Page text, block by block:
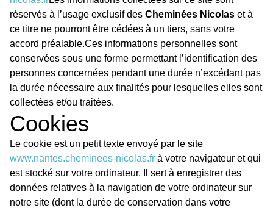
réservés à l’usage exclusif des Cheminées Nicolas et à
ce titre ne pourront être cédées à un tiers, sans votre
accord préalable.Ces informations personnelles sont
conservées sous une forme permettant l’identification des
personnes concernées pendant une durée n’excédant pas
la durée nécessaire aux finalités pour lesquelles elles sont
collectées et/ou traitées.
Cookies
Le cookie est un petit texte envoyé par le site
www.nantes.cheminees-nicolas.fr à votre navigateur et qui
est stocké sur votre ordinateur. Il sert à enregistrer des
données relatives à la navigation de votre ordinateur sur
notre site (dont la durée de conservation dans votre